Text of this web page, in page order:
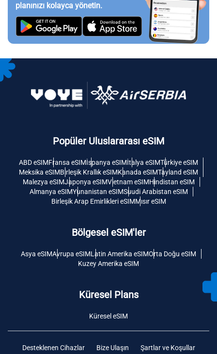
planınızı kolayca yönetin.
Popüler Uluslararası eSIM
ABD eSIMFransa eSIMİspanya eSIMİtalya eSIMTürkiye eSIM
Meksika eSIMBirleşik Krallık eSIMKanada eSIMTayland eSIM
Malezya eSIMJaponya eSIMVietnam eSIMHindistan eSIM
Almanya eSIMYunanistan eSIMSuudi Arabistan eSIM
Birleşik Arap Emirlikleri eSIMMısır eSIM
Bölgesel eSIM'ler
Asya eSIMAvrupa eSIMLatin Amerika eSIMOrta Doğu eSIM
Kuzey Amerika eSIM
Küresel Plans
Küresel eSIM
Desteklenen Cihazlar Bize Ulaşın Şartlar ve Koşullar